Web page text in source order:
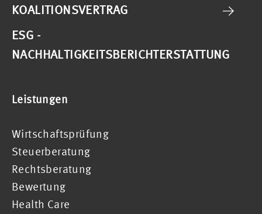
KOALITIONSVERTRAG
ESG -
NACHHALTIGKEITSBERICHTERSTATTUNG
Leistungen
Wirtschaftsprüfung
Steuerberatung
Rechtsberatung
Bewertung
Health Care